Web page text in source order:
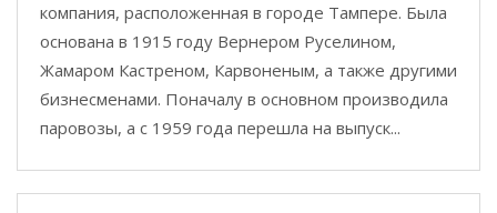
компания, расположенная в городе Тампере. Была
основана в 1915 году Вернером Руселином,
Жамаром Кастреном, Карвоненым, а также другими
бизнесменами. Поначалу в основном производила
паровозы, а с 1959 года перешла на выпуск...